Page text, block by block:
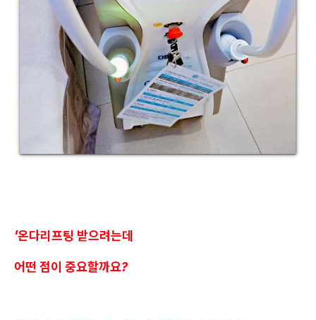
'온다리프팅 받으려는데
어떤 점이 중요할까요?